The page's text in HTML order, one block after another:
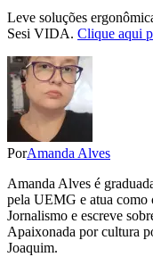
Leve soluções
Sesi VIDA. Clique aqui
PorAmanda Alves
Amanda Alves é
pela UEMG e atua como
Jornalismo e escreve
Apaixonada por cultura
Joaquim.